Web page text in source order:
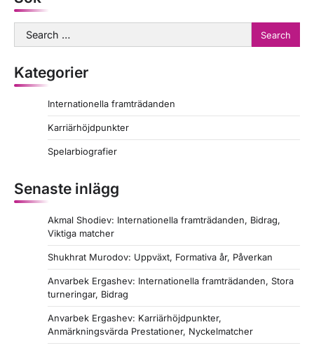
g
a
Search
for:
Kategorier
Internationella framträdanden
Karriärhöjdpunkter
Spelarbiografier
Senaste inlägg
Akmal Shodiev: Internationella framträdanden, Bidrag,
Viktiga matcher
Shukhrat Murodov: Uppväxt, Formativa år, Påverkan
Anvarbek Ergashev: Internationella framträdanden, Stora
turneringar, Bidrag
Anvarbek Ergashev: Karriärhöjdpunkter,
Anmärkningsvärda Prestationer, Nyckelmatcher